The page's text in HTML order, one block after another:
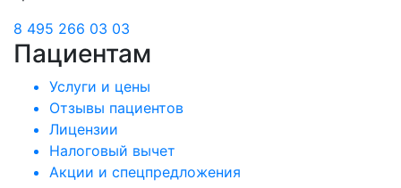
8 495 266 03 03
Пациентам
Услуги и цены
Отзывы пациентов
Лицензии
Налоговый вычет
Акции и спецпредложения